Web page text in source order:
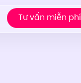
Tư vấn miễn phí